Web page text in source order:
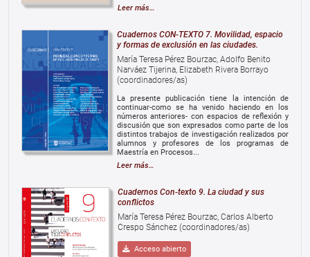
Leer más…
Cuadernos CON-TEXTO 7. Movilidad, espacio
y formas de exclusión en las ciudades.
María Teresa Pérez Bourzac, Adolfo Benito
Narváez Tijerina, Elizabeth Rivera Borrayo
(coordinadores/as)
La presente publicación tiene la intención de
continuar-como se ha venido haciendo en los
números anteriores- con espacios de reflexión y
discusión que son expresados como parte de los
distintos trabajos de investigación realizados por
alumnos y profesores de los programas de
Maestría en Procesos...
Leer más…
Cuadernos Con-texto 9. La ciudad y sus
conflictos
María Teresa Pérez Bourzac, Carlos Alberto
Crespo Sánchez (coordinadores/as)
Acceso abierto